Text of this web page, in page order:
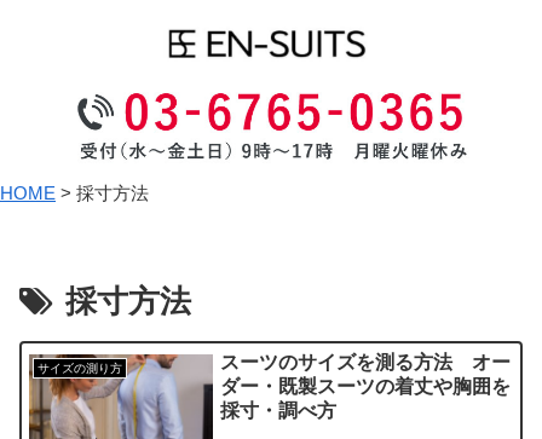
HOME > 採寸方法
採寸方法
サイズの測り方
スーツのサイズを測る方法 オー
ダー・既製スーツの着丈や胸囲を
採寸・調べ方